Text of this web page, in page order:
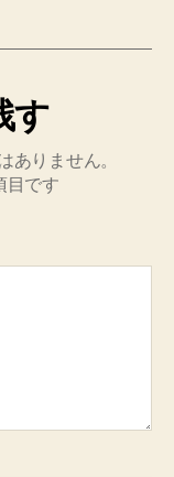
す
ありません。
目です